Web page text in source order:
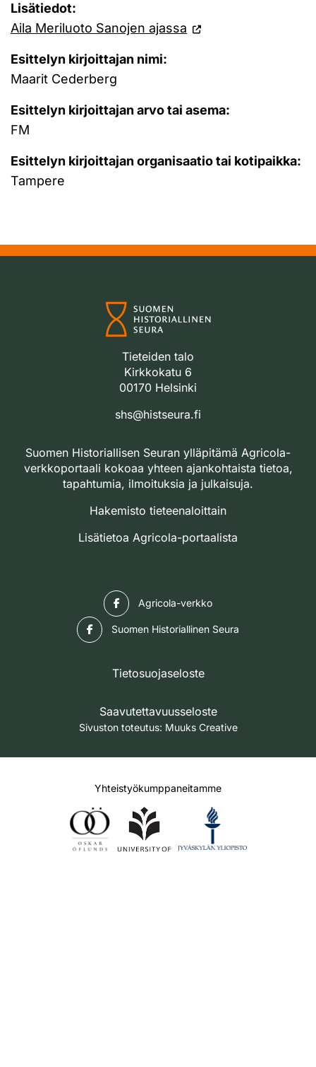
Lisätiedot:
Aila Meriluoto Sanojen ajassa
Esittelyn kirjoittajan nimi:
Maarit Cederberg
Esittelyn kirjoittajan arvo tai asema:
FM
Esittelyn kirjoittajan organisaatio tai kotipaikka:
Tampere
Tieteiden talo
Kirkkokatu 6
00170 Helsinki
shs@histseura.fi
Suomen Historiallisen Seuran ylläpitämä Agricola-
verkkoportaali kokoaa yhteen ajankohtaista tietoa,
tapahtumia, ilmoituksia ja julkaisuja.
Hakemisto tieteenaloittain
Lisätietoa Agricola-portaalista
Agricola-verkko
Suomen Historiallinen Seura
Tietosuojaseloste
Saavutettavuusseloste
Sivuston toteutus: Muuks Creative
Yhteistyökumppaneitamme